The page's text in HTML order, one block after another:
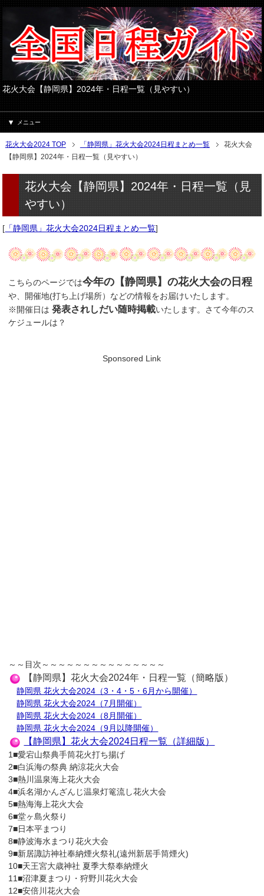
花火大会【静岡県】2024年・日程一覧（見やすい）
メニュー
花火大会2024 TOP 「静岡県」花火大会2024日程まとめ一覧
花火大会
【静岡県】2024年・日程一覧（見やすい）
花火大会【静岡県】2024年・日程一覧（見
やすい）
[ 「静岡県」花火大会2024日程まとめ一覧]
こちらのページでは今年の【静岡県】の花火大会の日程
や、開催地(打ち上げ場所）などの情報をお届けいたします。
※開催日は発表されしだい随時掲載いたします。さて今年のス
ケジュールは？
Sponsored Link
～～目次～～～～～～～～～～～～～～～
【静岡県】花火大会2024年・日程一覧（簡略版）
静岡県 花火大会2024（3・4・5・6月から開催）
静岡県 花火大会2024（7月開催）
静岡県 花火大会2024（8月開催）
静岡県 花火大会2024（9月以降開催）
【静岡県】花火大会2024日程一覧（詳細版）
1■愛宕山祭典手筒花火打ち揚げ
2■白浜海の祭典 納涼花火大会
3■熱川温泉海上花火大会
4■浜名湖かんざんじ温泉灯篭流し花火大会
5■熱海海上花火大会
6■堂ヶ島火祭り
7■日本平まつり
8■静波海水まつり花火大会
9■新居諏訪神社奉納煙火祭礼(遠州新居手筒煙火)
10■天王宮大歳神社 夏季大祭奉納煙火
11■沼津夏まつり・狩野川花火大会
12■安倍川花火大会